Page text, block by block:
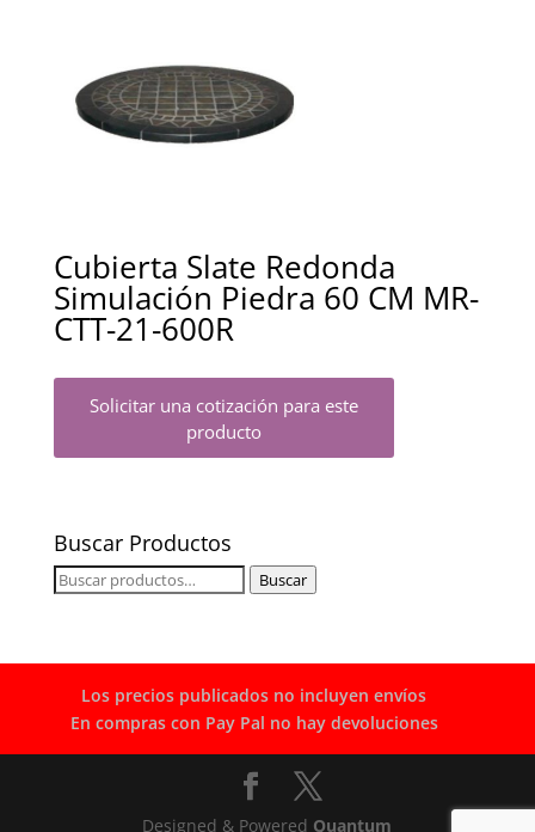
Cubierta Slate Redonda
Simulación Piedra 60 CM MR-
CTT-21-600R
Solicitar una cotización para este
producto
Buscar Productos
Buscar
Buscar
Los precios publicados no incluyen envíos
En compras con Pay Pal no hay devoluciones
Designed & Powered Quantum